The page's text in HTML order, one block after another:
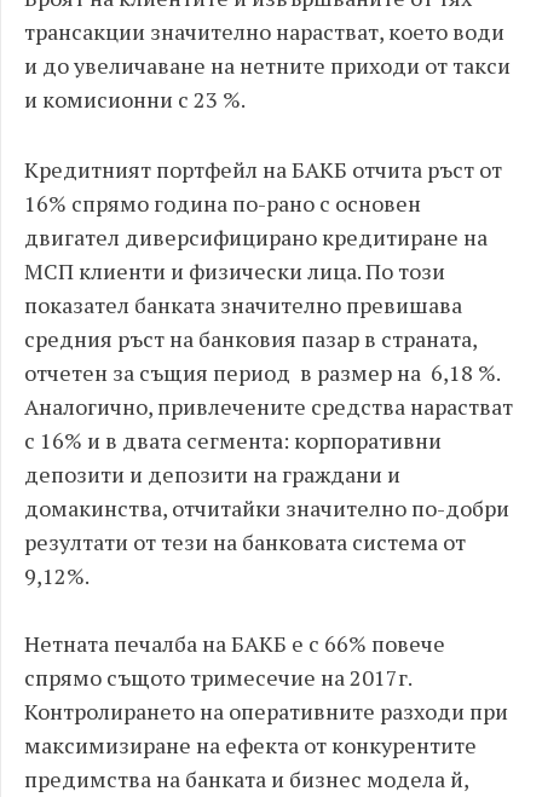
трансакции значително нарастват, което води
и до увеличаване на нетните приходи от такси
и комисионни с 23 %.
Кредитният портфейл на БАКБ отчита ръст от
16% спрямо година по-рано с основен
двигател диверсифицирано кредитиране на
МСП клиенти и физически лица. По този
показател банката значително превишава
средния ръст на банковия пазар в страната,
отчетен за същия период в размер на 6,18 %.
Аналогично, привлечените средства нарастват
с 16% и в двата сегмента: корпоративни
депозити и депозити на граждани и
домакинства, отчитайки значително по-добри
резултати от тези на банковата система от
9,12%.
Нетната печалба на БАКБ е с 66% повече
спрямо същото тримесечие на 2017г.
Контролирането на оперативните разходи при
максимизиране на ефекта от конкурентите
предимства на банката и бизнес модела й,